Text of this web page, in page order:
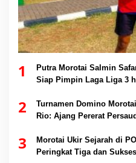
1
Putra Morotai Salmin
Siap Pimpin Laga Liga 3
2
Turnamen Domino
Rio: Ajang Pererat
3
Morotai Ukir Sejarah di
Peringkat Tiga dan